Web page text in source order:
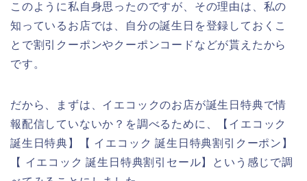
このように私自身思ったのですが、その理由は、私の
知っているお店では、自分の誕生日を登録しておくこ
とで割引クーポンやクーポンコードなどが貰えたから
です。
だから、まずは、イエコックのお店が誕生日特典で情
報配信していないか？を調べるために、【イエコック
誕生日特典】【 イエコック 誕生日特典割引クーポン】
【 イエコック 誕生日特典割引セール】という感じで調